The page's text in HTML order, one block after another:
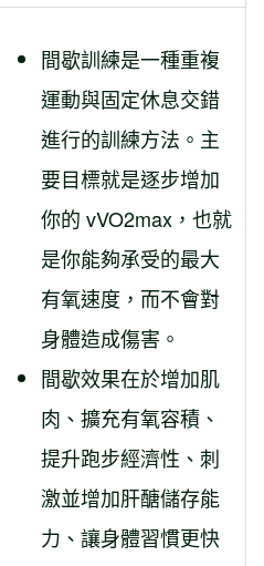
間歇訓練是一種重複
運動與固定休息交錯
進行的訓練方法。主
要目標就是逐步增加
你的 vVO2max，也就
是你能夠承受的最大
有氧速度，而不會對
身體造成傷害。
間歇效果在於增加肌
肉、擴充有氧容積、
提升跑步經濟性、刺
激並增加肝醣儲存能
力、讓身體習慣更快